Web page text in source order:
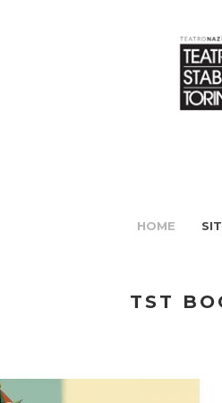
HOME
TST